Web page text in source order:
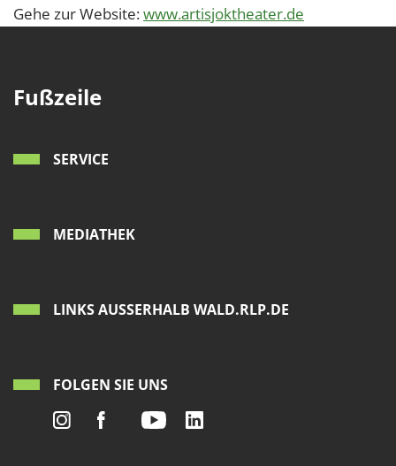
Gehe zur Website:www.artisjoktheater.de
Fußzeile
SERVICE
MEDIATHEK
LINKS AUSSERHALB WALD.RLP.DE
FOLGEN SIE UNS